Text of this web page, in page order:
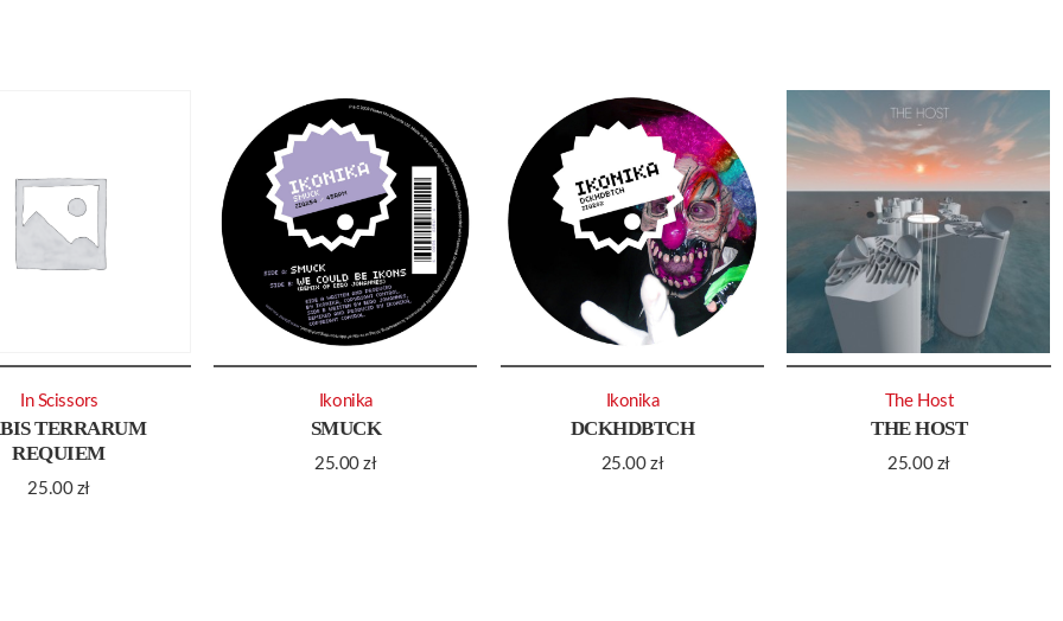
TERRARUM
REQUIEM
25.00 zł
In Scissors
SMUCK
25.00zł
Ikonika
DCKHDBTCH
25.00zł
Ikonika
THE HOST
25.00 zł
The Host